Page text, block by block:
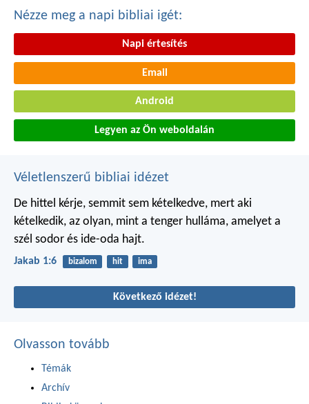
Nézze meg a napi bibliai igét:
Napi értesítés
Email
Android
Legyen az Ön weboldalán
Véletlenszerű bibliai idézet
De hittel kérje, semmit sem kételkedve, mert aki
kételkedik, az olyan, mint a tenger hulláma, amelyet a
szél sodor és ide-oda hajt.
Jakab 1:6 bizalom hit ima
Következő idézet!
Olvasson tovább
Témák
Archív